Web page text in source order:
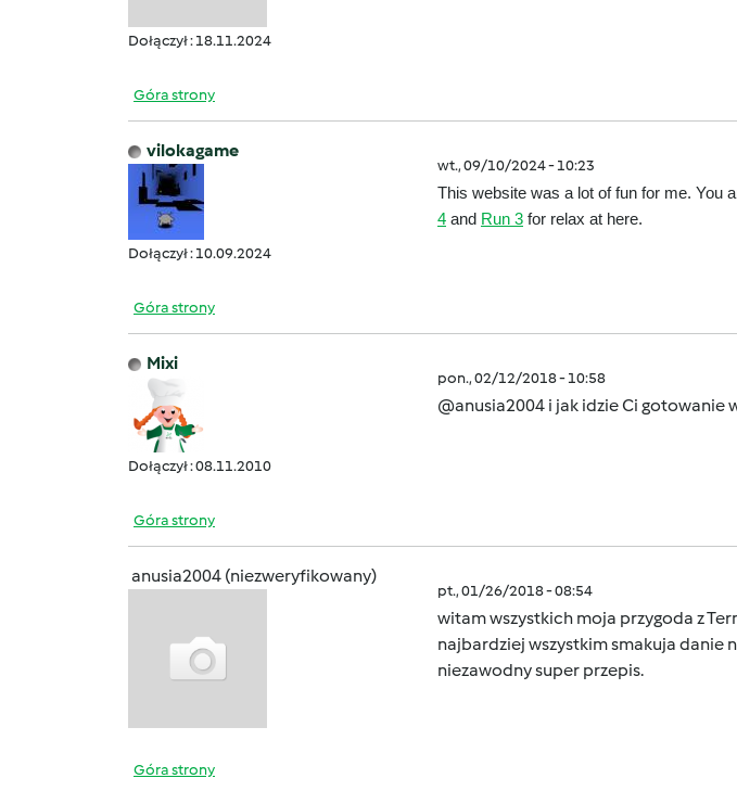
Dołączył : 18.11.2024
Góra strony
vilokagame
Dołączył : 10.09.2024
wt., 09/10/2024 - 10:23
This website was a lot of fun for me. You
4 and Run 3 for relax at here.
Góra strony
Mixi
Dołączył : 08.11.2010
pon., 02/12/2018 - 10:58
@anusia2004 i jak idzie Ci gotowanie
Góra strony
anusia2004 (niezweryfikowany)
pt., 01/26/2018 - 08:54
witam wszystkich moja przygoda z
najbardziej wszystkim smakuja danie
niezawodny super przepis.
Góra strony